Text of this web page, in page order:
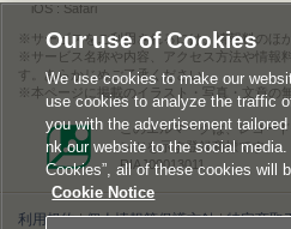
iOS : Safari
サービスをご利用されるには、情報料のほ
サービス名称や内容、アクセス方法や情報
す。あらかじめご了承ください。
本ページに掲載のイラスト・写真・文章の
このエルマークは、レコー
ンツを示す登録商標です。
RIAJ00013011
利用規約|個人情報等保護方針|特定商取
Our use of Cookies
We use cookies to make our
use cookies to analyze the traffic
you with the advertisement
nk our website to the social media.
Cookies”, all of these cookies will
Cookie Notice